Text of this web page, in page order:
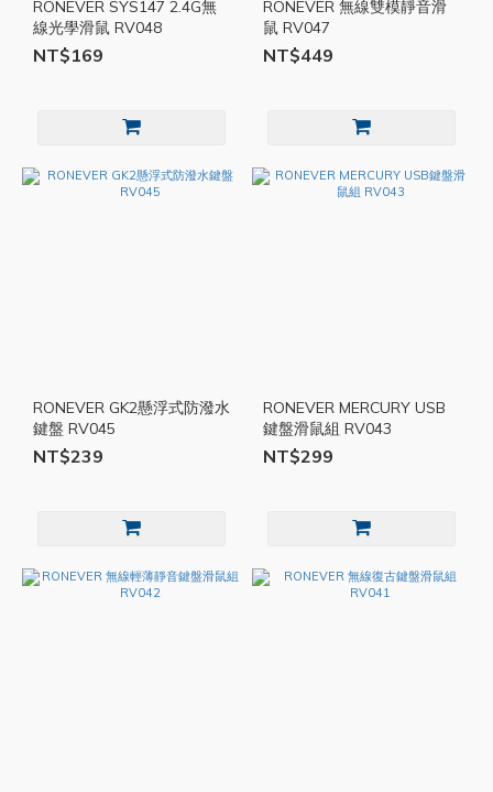
RONEVER SYS147 2.4G無
線光學滑鼠 RV048
NT$169
RONEVER 無線雙模靜音滑
鼠 RV047
NT$449
RONEVER GK2懸浮式防潑水
鍵盤 RV045
NT$239
RONEVER MERCURY USB
鍵盤滑鼠組 RV043
NT$299